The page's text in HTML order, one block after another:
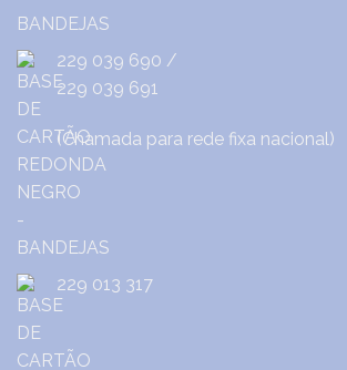
229 039 690 /
229 039 691
(Chamada para rede fixa nacional)
229 013 317